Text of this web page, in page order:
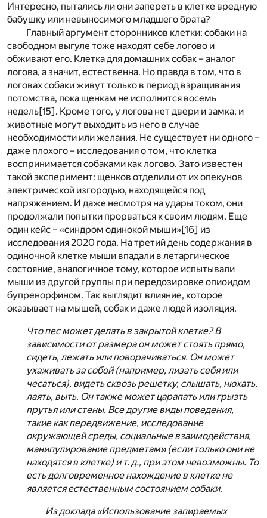
Интересно, пытались ли они запереть в клетке вредную
бабушку или невыносимого младшего брата?
Главный аргумент сторонников клетки: собаки на
свободном выгуле тоже находят себе логово и
обживают его. Клетка для домашних собак – аналог
логова, а значит, естественна. Но правда в том, что в
логовах собаки живут только в период взращивания
потомства, пока щенкам не исполнится восемь
недель[15] . Кроме того, у логова нет двери и замка, и
животные могут выходить из него в случае
необходимости или желания. Не существует ни одного –
даже плохого – исследования о том, что клетка
воспринимается собаками как логово. Зато известен
такой эксперимент: щенков отделили от их опекунов
электрической изгородью, находящейся под
напряжением. И даже несмотря на удары током, они
продолжали попытки прорваться к своим людям. Еще
один кейс – «синдром одинокой мыши»[16] из
исследования 2020 года. На третий день содержания в
одиночной клетке мыши впадали в летаргическое
состояние, аналогичное тому, которое испытывали
мыши из другой группы при передозировке опиоидом
бупренорфином. Так выглядит влияние, которое
оказывает на мышей, собак и даже людей изоляция.
Что пес может делать в закрытой клетке? В
зависимости от размера он может стоять прямо,
сидеть, лежать или поворачиваться. Он может
ухаживать за собой (например, лизать себя или
чесаться), видеть сквозь решетку, слышать, нюхать,
лаять, выть. Он также может царапать или грызть
прутья или стены. Все другие виды поведения,
такие как передвижение, исследование
окружающей среды, социальные взаимодействия,
манипулирование предметами (если только они не
находятся в клетке) и т. д., при этом невозможны. То
есть долговременное нахождение в клетке не
является естественным состоянием собаки.
Из доклада «Использование запираемых